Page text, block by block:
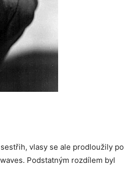
vlasy se ale prodloužily po
Podstatným rozdílem byl